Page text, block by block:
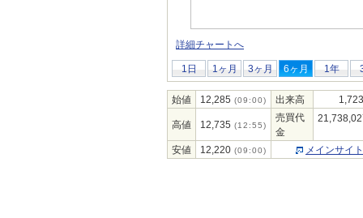
詳細チャートへ
1日 1ヶ月 3ヶ月 6ヶ月 1年
始値 12,285 (09:00) 出来高
高値 12,735 (12:55)
売買代
金
安値 12,220 (09:00) メインサイ